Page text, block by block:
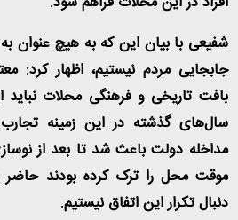
شفیعی با بیان این که به هیچ عنوان
جابجایی مردم نیستیم، اظهار کرد:
بافت تاریخی و فرهنگی محلات نباید
سال‌های گذشته در این زمینه
مداخله دولت باعث شد تا بعد از
موقت محل را ترک کرده بودند حاضر
دنبال تکرار این اتفاق نیستیم.